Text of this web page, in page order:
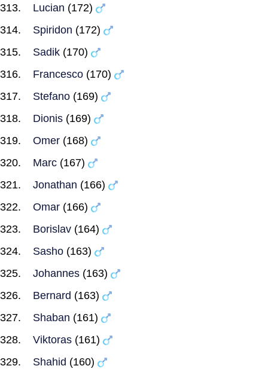
Lucian (172)
Spiridon (172)
Sadik (170)
Francesco (170)
Stefano (169)
Dionis (169)
Omer (168)
Marc (167)
Jonathan (166)
Omar (166)
Borislav (164)
Sasho (163)
Johannes (163)
Bernard (163)
Shaban (161)
Viktoras (161)
Shahid (160)